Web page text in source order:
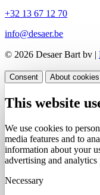
+32 13 67 12 70
info@desaer.be
© 2026 Desaer Bart bv |
Consent About cookies
This website
We use cookies to
media features and to
information about your
advertising and analytics
Necessary